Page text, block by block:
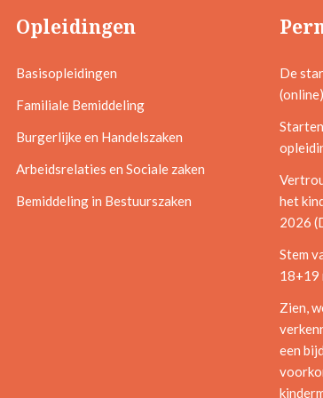
Opleidingen
Basisopleidingen
Familiale Bemiddeling
Burgerlijke en Handelszaken
Arbeidsrelaties en Sociale zaken
Bemiddeling in Bestuurszaken
De
(online)
het
2026
Stem
18+19
Zien,
een